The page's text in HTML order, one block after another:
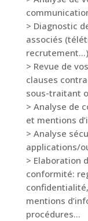
> Diagnostic
associés
recrutement…)
> Revue de
clauses
sous-traitant
> Analyse de
et mentions
> Analyse
applications/
> Elaboration
conformité:
mentions
procédures…